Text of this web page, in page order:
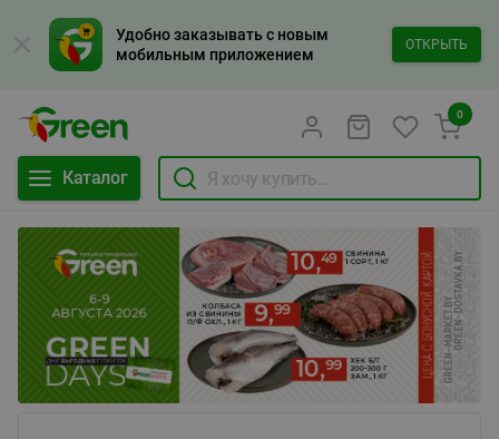
Удобно заказывать с новым
мобильным приложением
ОТКРЫТЬ
Каталог
0